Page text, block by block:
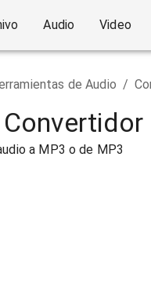
Audio Video
de Audio /
a MP3 o de MP3